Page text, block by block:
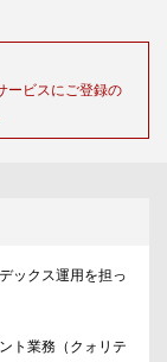
ービスにご登録の
ックス運用を担っ
ト業務（クォリテ